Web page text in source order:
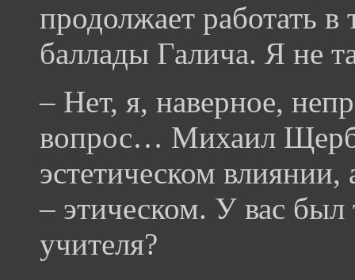
продолжает работать в
баллады Галича. Я не
– Нет, я, наверное,
вопрос… Михаил
эстетическом влиянии,
– этическом. У вас был
учителя?